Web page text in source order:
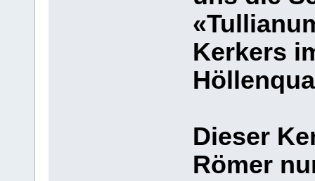
Kerkers
Dieser
Römer